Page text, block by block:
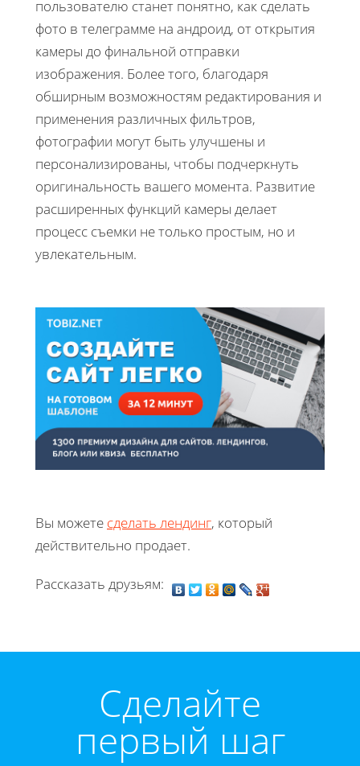
пользователю станет понятно, как сделать
фото в телеграмме на андроид, от открытия
камеры до финальной отправки
изображения. Более того, благодаря
обширным возможностям редактирования и
применения различных фильтров,
фотографии могут быть улучшены и
персонализированы, чтобы подчеркнуть
оригинальность вашего момента. Развитие
расширенных функций камеры делает
процесс съемки не только простым, но и
увлекательным.
Вы можете сделать лендинг, который
действительно продает.
Рассказать друзьям:
Cделайте
первый шаг